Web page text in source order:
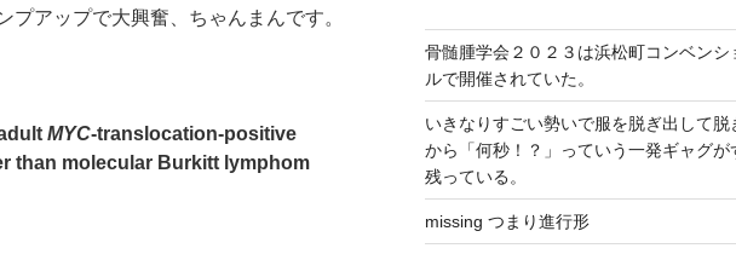
アップで大興奮、ちゃんまんです。
MYC-translocation-positive
than molecular Burkitt lymphom
骨髄腫学会２０２３は浜松町コンベンシ
ルで開催されていた。
いきなりすごい勢いで服を脱ぎ出して脱
から「何秒！？」っていう一発ギャグが
残っている。
missing つまり進行形